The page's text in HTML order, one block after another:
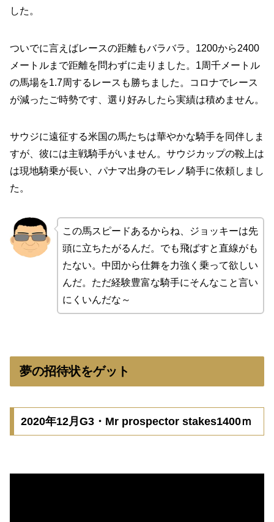
した。
ついでに言えばレースの距離もバラバラ。1200から2400
メートルまで距離を問わずに走りました。1周千メートル
の馬場を1.7周するレースも勝ちました。コロナでレース
が減ったご時勢です、選り好みしたら実績は積めません。
サウジに遠征する米国の馬たちは華やかな騎手を同伴しま
すが、彼には主戦騎手がいません。サウジカップの鞍上は
は現地騎乗が長い、パナマ出身のモレノ騎手に依頼しまし
た。
この馬スピードあるからね、ジョッキーは先
頭に立ちたがるんだ。でも飛ばすと直線がも
たない。中団から仕舞を力強く乗って欲しい
んだ。ただ経験豊富な騎手にそんなこと言い
にくいんだな～
夢の招待状をゲット
2020年12月G3・Mr prospector stakes1400ｍ